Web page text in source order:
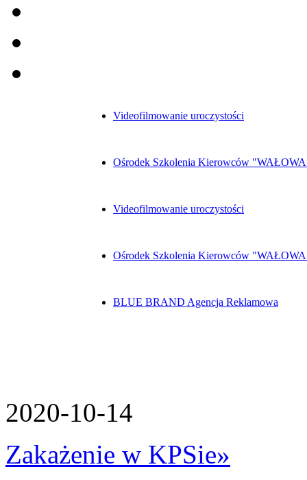
Videofilmowanie uroczystości
Ośrodek Szkolenia Kierowców
Videofilmowanie uroczystości
Ośrodek Szkolenia Kierowców
BLUE BRAND Agencja Reklamowa
2020-10-14
Zakażenie w KPSie»